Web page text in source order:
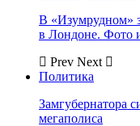
В «Изумрудном»
в Лондоне. Фото
Prev Next
Политика
Замгубернатора
мегаполиса